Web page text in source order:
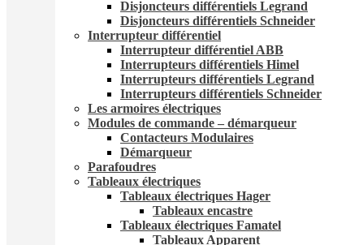
Disjoncteurs différentiels Legrand
Disjoncteurs différentiels Schneider
Interrupteur différentiel
Interrupteur différentiel ABB
Interrupteurs différentiels Himel
Interrupteurs différentiels Legrand
Interrupteurs différentiels Schneider
Les armoires électriques
Modules de commande – démarqueur
Contacteurs Modulaires
Démarqueur
Parafoudres
Tableaux électriques
Tableaux électriques Hager
Tableaux encastre
Tableaux électriques Famatel
Tableaux Apparent